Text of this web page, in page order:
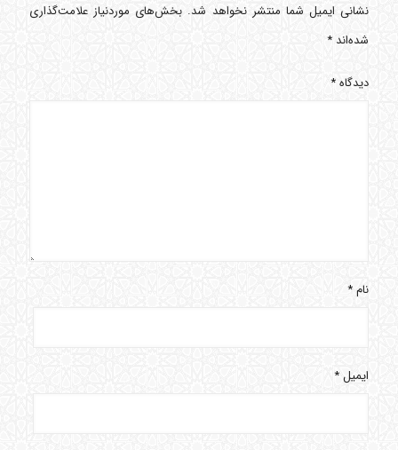
نشانی ایمیل شما منتشر نخواهد شد. بخش‌های موردنیاز علامت‌گذاری
شده‌اند *
دیدگاه*
نام*
ایمیل*